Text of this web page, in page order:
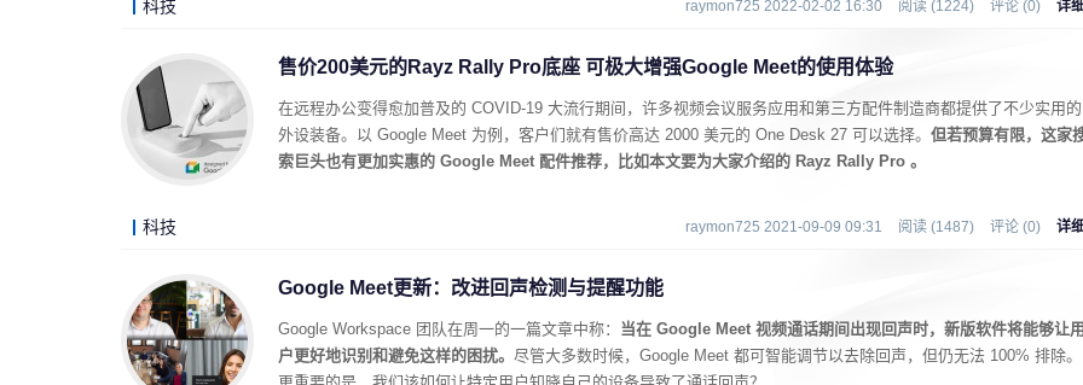
科技 raymon725 2022-02-02 16:30 阅读 (1224) 评论 (0) 详
售价200美元的Rayz Rally Pro底座 可极大增强Google Meet的使用体验
在远程办公变得愈加普及的 COVID-19 大流行期间，许多视频会议服务应用和第三方配件制造商都提供了不少实用的
外设装备。以 Google Meet 为例，客户们就有售价高达 2000 美元的 One Desk 27 可以选择。 但若预算有限，这家
索巨头也有更加实惠的 Google Meet 配件推荐，比如本文要为大家介绍的 Rayz Rally Pro 。
科技 raymon725 2021-09-09 09:31 阅读 (1487) 评论 (0) 详
Google Meet更新：改进回声检测与提醒功能
Google Workspace 团队在周一的一篇文章中称： 当在 Google Meet 视频通话期间出现回声时，新版软件将能够让用
户更好地识别和避免这样的困扰。 尽管大多数时候，Google Meet 都可智能调节以去除回声，但仍无法 100% 排除。